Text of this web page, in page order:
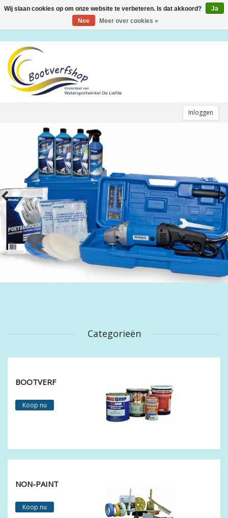
Inloggen
Toggle
Categorieën
BOOTVERF
Koop nu
NON-PAINT
Koop nu
Wij slaan cookies op om onze website te verbeteren. Is dat akkoord?
Ja
Nee
Meer over cookies »